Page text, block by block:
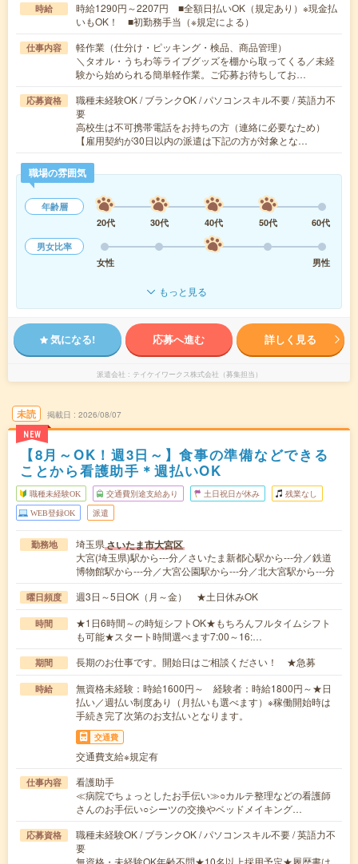
時給
時給1290円～2207円 ■全額日払いOK（規定あり）※現金払
いもOK！ ■初勤務手当（※規定による）
仕事内容
軽作業（仕分け・ピッキング・検品、商品管理）
＼タオル・うちわ等ライブグッズを棚から取ってくる／未経
験から始められる簡単軽作業。ご応募お待ちしてお…
応募資格
職種未経験OK / ブランクOK / パソコンスキル不要 / 英語力不
要
高校生は不可携帯電話をお持ちの方（連絡に必要なため）
【雇用契約が30日以内の派遣は下記の方が対象とな…
職場の雰囲気
年齢層
20代
30代 40代 50代
60代
男女比率
女性
男性
もっと見る
気になる! 応募へ進む 詳しく見る
派遣会社 テイケイワークス株式会社（募集担当）
未読
NEW
掲載日 2026/08/07
【8月～OK！週3日～】食事の準備などできる
ことから看護助手＊週払いOK
職種未経験OK 交通費別途支給あり 土日祝日が休み 残業なし
WEB登録OK 派遣
勤務地 埼玉県さいたま市大宮区
大宮(埼玉県)駅から---分／さいたま新都心駅から---分／鉄道
博物館駅から---分／大宮公園駅から---分／北大宮駅から---分
曜日頻度 週3日～5日OK（月～金） ★土日休みOK
時間
★1日6時間～の時短シフトOK★もちろんフルタイムシフト
も可能★スタート時間選べます7:00～16:…
期間 長期のお仕事です。開始日はご相談ください！ ★急募
時給
無資格未経験：時給1600円～ 経験者：時給1800円～★日
払い／週払い制度あり（月払いも選べます）※稼働開始時は
手続き完了次第のお支払いとなります。
交通費
交通費支給※規定有
仕事内容
看護助手
≪病院でちょっとしたお手伝い≫○カルテ整理などの看護師
さんのお手伝い○シーツの交換やベッドメイキング…
応募資格
職種未経験OK / ブランクOK / パソコンスキル不要 / 英語力不
要